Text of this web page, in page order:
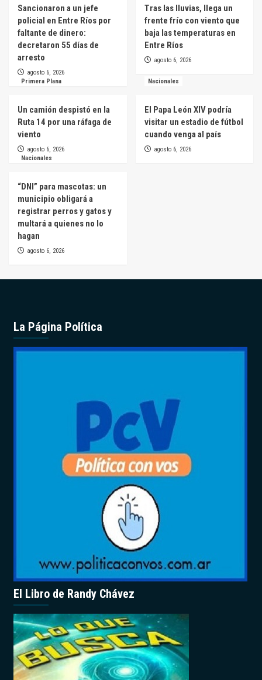
Sancionaron a un jefe
policial en Entre Ríos por
faltante de dinero:
decretaron 55 días de
arresto
agosto 6, 2026
Tras las lluvias, llega un
frente frío con viento que
baja las temperaturas en
Entre Ríos
agosto 6, 2026
Primera Plana
Un camión despistó en la
Ruta 14 por una ráfaga de
viento
agosto 6, 2026
Nacionales
El Papa León XIV podría
visitar un estadio de fútbol
cuando venga al país
agosto 6, 2026
Nacionales
“DNI” para mascotas: un
municipio obligará a
registrar perros y gatos y
multará a quienes no lo
hagan
agosto 6, 2026
La Página Política
El Libro de Randy Chávez